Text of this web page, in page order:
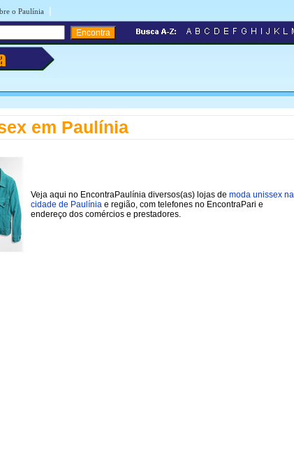
o Paulínia |
em Paulínia
Veja aqui no EncontraPaulínia diversos(as) lojas de moda unissex na
cidade de Paulínia e região, com telefones no EncontraPari e
endereço dos comércios e prestadores.